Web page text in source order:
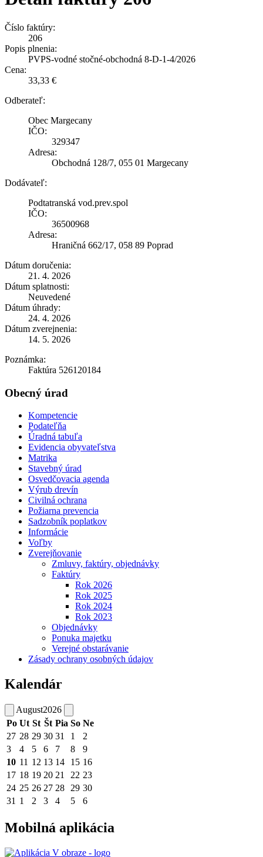
Číslo faktúry:
206
Popis plnenia:
PVPS-vodné stočné-obchodná 8-D-1-4/2026
Cena:
33,33 €
Odberateľ:
Obec Margecany
IČO:
329347
Adresa:
Obchodná 128/7, 055 01 Margecany
Dodávateľ:
Podtatranská vod.prev.spol
IČO:
36500968
Adresa:
Hraničná 662/17, 058 89 Poprad
Dátum doručenia:
21. 4. 2026
Dátum splatnosti:
Neuvedené
Dátum úhrady:
24. 4. 2026
Dátum zverejnenia:
14. 5. 2026
Poznámka:
Faktúra 526120184
Obecný úrad
Kompetencie
Podateľňa
Úradná tabuľa
Evidencia obyvateľstva
Matrika
Stavebný úrad
Osvedčovacia agenda
Výrub drevín
Civilná ochrana
Požiarna prevencia
Sadzobník poplatkov
Informácie
Voľby
Zverejňovanie
Zmluvy, faktúry, objednávky
Faktúry
Rok 2026
Rok 2025
Rok 2024
Rok 2023
Objednávky
Ponuka majetku
Verejné obstarávanie
Zásady ochrany osobných údajov
Kalendár
August2026
Po Ut St Št Pia So Ne
27 28 29 30 31 1
2
3
4 5 6 7 8
9
10 11 12 13 14 15 16
17 18 19 20 21 22 23
24 25 26 27 28 29 30
31 1 2 3 4 5 6
Mobilná aplikácia